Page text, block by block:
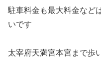
駐車料金も最大料金など
いです
太宰府天満宮本宮まで歩